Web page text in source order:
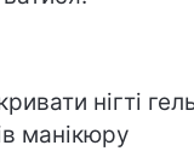
нігті
манікюру